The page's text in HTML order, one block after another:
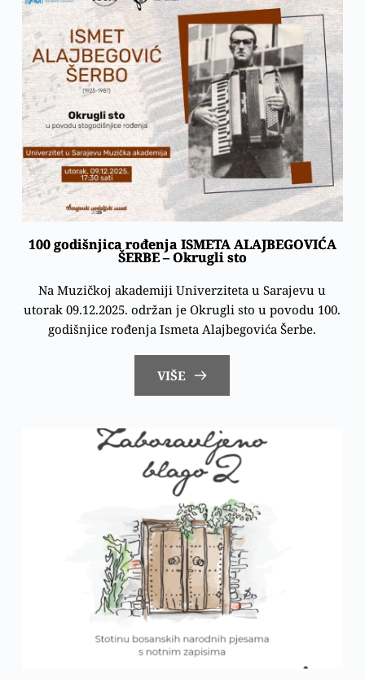
100 godišnjica rođenja ISMETA ALAJBEGOVIĆA
ŠERBE – Okrugli sto
Na Muzičkoj akademiji Univerziteta u Sarajevu u
utorak 09.12.2025. održan je Okrugli sto u povodu 100.
godišnjice rođenja Ismeta Alajbegovića Šerbe.
VIŠE